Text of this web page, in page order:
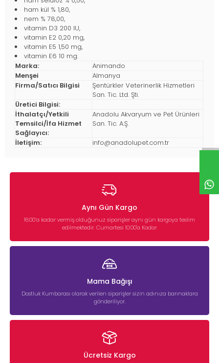
ham kül % 1,80,
nem % 78,00,
vitamin D3 200 IU,
vitamin E2 0,20 mg,
vitamin E5 1,50 mg,
vitamin E6 10 mg.
Marka:
Animando
Menşei
Almanya
Firma/Satıcı Bilgisi
Şentürkler Veterinerlik Hizmetleri
San. Tic. Ltd. Şti.
Üretici Bilgisi:
İthalatçı/Yetkili
Temsilci/İfa Hizmet
Sağlayıcı:
Anadolu Akvaryum ve Pet Ürünleri
San. Tic. A.Ş.
İletişim: info@anadolupet.com.tr
Aynı Gün Kargo
16:00’a kadar vermiş olduğunuz siparişler aynı gün kargoya teslim
edilmektedir. Cumartesi 10:00'a Kadar
Mama Bağışı
Dostluk Kumbarası olarak verilen siparişler sizin adınıza barınaklara
gönderiliyor.
Ücretsiz Kargo